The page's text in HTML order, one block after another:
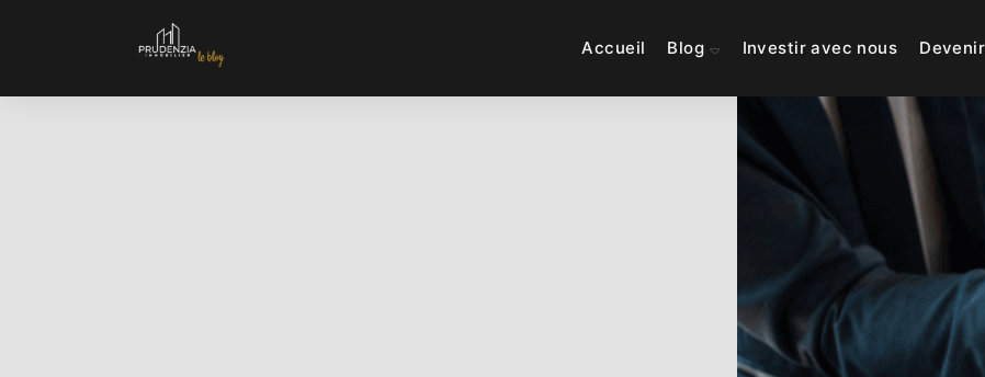
Accueil Blog Investir avec nous